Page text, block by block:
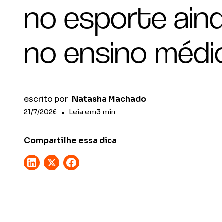
no esporte
no ensino
escrito por Natasha Machado
21/7/2026 • Leia em3 min
Compartilhe essa dica